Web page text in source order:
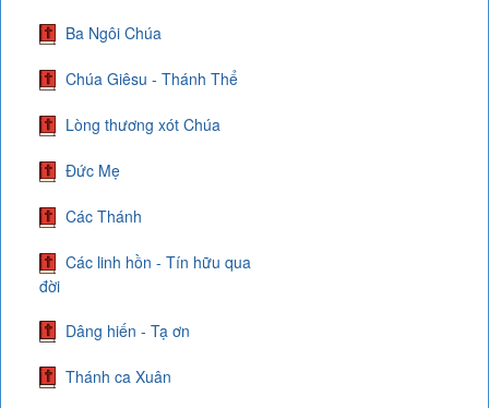
Ba Ngôi Chúa
Chúa Giêsu - Thánh Thể
Lòng thương xót Chúa
Đức Mẹ
Các Thánh
Các linh hồn - Tín hữu qua
đời
Dâng hiến - Tạ ơn
Thánh ca Xuân